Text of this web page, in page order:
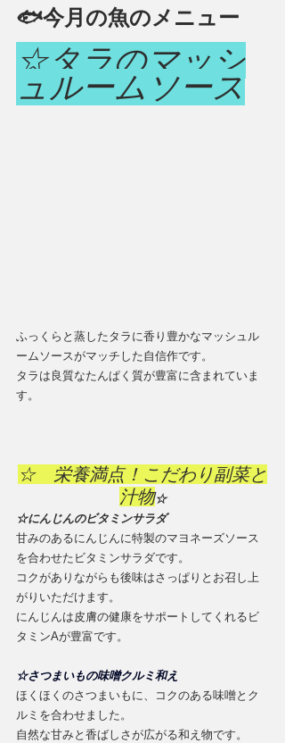
🐟今月の魚のメニュー
☆タラのマッシ
ュルームソース
ふっくらと蒸したタラに香り豊かなマッシュル
ームソースがマッチした自信作です。
タラは良質なたんぱく質が豊富に含まれていま
す。
☆　栄養満点！こだわり副菜と
汁物☆
☆にんじんのビタミンサラダ
甘みのあるにんじんに特製のマヨネーズソース
を合わせたビタミンサラダです。
コクがありながらも後味はさっぱりとお召し上
がりいただけます。
にんじんは皮膚の健康をサポートしてくれるビ
タミンAが豊富です。
☆さつまいもの味噌クルミ和え
ほくほくのさつまいもに、コクのある味噌とク
ルミを合わせました。
自然な甘みと香ばしさが広がる和え物です。